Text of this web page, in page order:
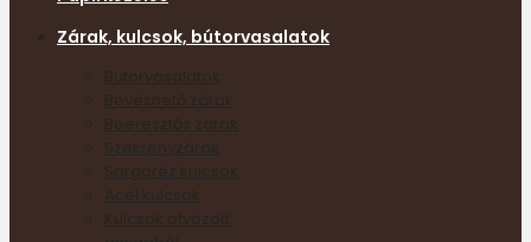
Zárak, kulcsok, bútorvasalatok
Bútorvasalatok
Bevéshető zárak
Beeresztős zárak
Szekrényzárak
Sárgaréz kulcsok
Acél kulcsok
Kulcsok ötvözött